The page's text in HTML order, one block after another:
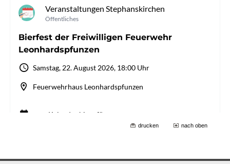
drucken nach oben